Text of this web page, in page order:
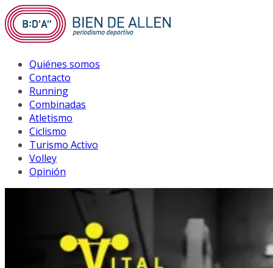
Saltar
al
contenido
Quiénes somos
Contacto
Running
Combinadas
Atletismo
Ciclismo
Turismo Activo
Volley
Opinión